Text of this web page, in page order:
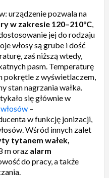
urządzenie pozwala na
w zakresie 120–210°C,
jej do rodzaju
włosy są grube i dość
zaś niższą wtedy,
pasm. Temperaturę
pokrętle z wyświetlaczem,
stan nagrzania wałka.
się głównie w
–
w funkcję jonizacji,
Wśród innych zalet
tytanem wałek,
m oraz alarm
do pracy, a także